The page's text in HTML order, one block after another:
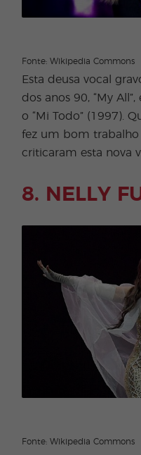
Fonte: Wikipedia Commons
Esta deusa vocal
dos anos 90, “My
o “Mi Todo” (1997).
fez um bom trabalho
criticaram esta nova
8. NELLY
Fonte: Wikipedia Commons